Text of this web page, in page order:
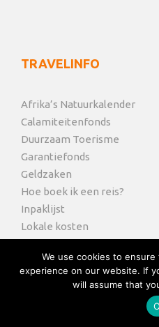
TRAVELINFO
Afrika’s Natuurkalender
Calamiteitenfonds
Duurzaam Toerisme
Garantiefonds
Geldzaken
Hoe boek ik een reis?
Inpaklijst
Lokale kosten
Reisdocumenten (Visa)
Reisvoorwaarden
We use cookies to
experience on our website. If
will assume that